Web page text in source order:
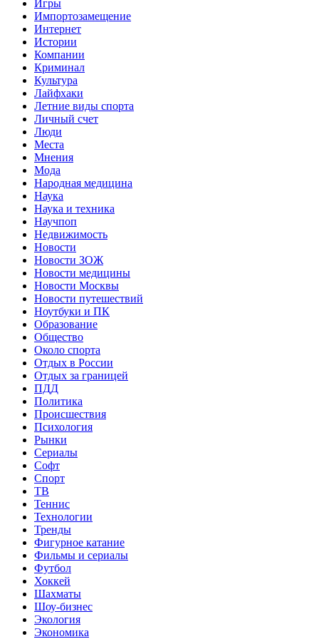
Игры
Импортозамещение
Интернет
Истории
Компании
Криминал
Культура
Лайфхаки
Летние виды спорта
Личный счет
Люди
Места
Мнения
Мода
Народная медицина
Наука
Наука и техника
Научпоп
Недвижимость
Новости
Новости ЗОЖ
Новости медицины
Новости Москвы
Новости путешествий
Ноутбуки и ПК
Образование
Общество
Около спорта
Отдых в России
Отдых за границей
ПДД
Политика
Происшествия
Психология
Рынки
Сериалы
Софт
Спорт
ТВ
Теннис
Технологии
Тренды
Фигурное катание
Фильмы и сериалы
Футбол
Хоккей
Шахматы
Шоу-бизнес
Экология
Экономика